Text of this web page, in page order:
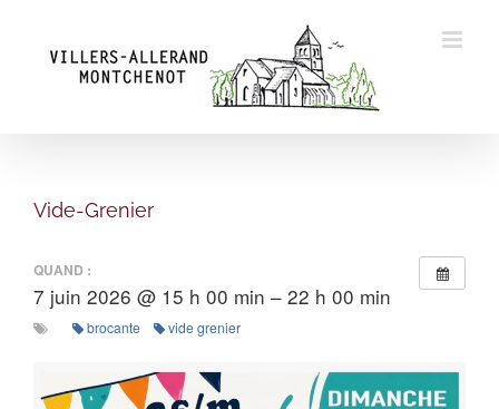
content
Vide-Grenier
QUAND :
7 juin 2026 @ 15 h 00 min – 22 h 00 min
brocante vide grenier